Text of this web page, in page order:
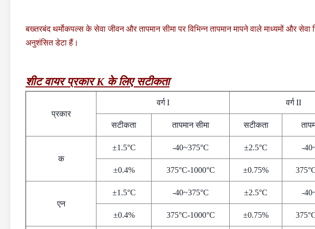
बख्तरबंद थर्मोकपल्स के सेवा जीवन और तापमान सीमा पर विभिन्न तापमान मापने वाले माध्यमों और
अनुशंसित डेटा हैं।
शीट वायर प्रकार K के लिए सटीकता
प्रकार
वर्ग I वर्ग II
सटीकता तापमान सीमा सटीकता
क
±1.5°C -40~375°C ±2.5°C -
±0.4% 375°C-1000°C ±0.75%
एन
±1.5°C -40~375°C ±2.5°C -
±0.4% 375°C-1000°C ±0.75%